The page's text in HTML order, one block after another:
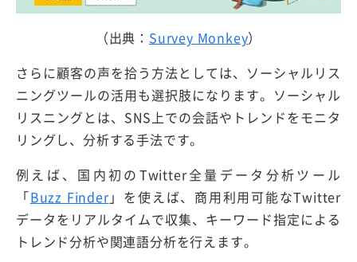
（出典： Survey Monkey）
さらに顧客の声を拾う方法としては、ソーシャルリス
ニングツールの活用も選択肢になります。ソーシャル
リスニングとは、SNS上での会話やトレンドをモニタ
リングし、分析する手法です。
例えば、国内初のTwitter全量データ分析ツール
「Buzz Finder」を使えば、商用利用可能なTwitter
データをリアルタイムで収集、キーワード指定による
トレンド分析や関連語分析を行えます。